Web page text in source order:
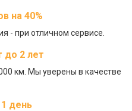
на 40%
- при отличном сервисе.
до 2 лет
км. Мы уверены в качестве
день